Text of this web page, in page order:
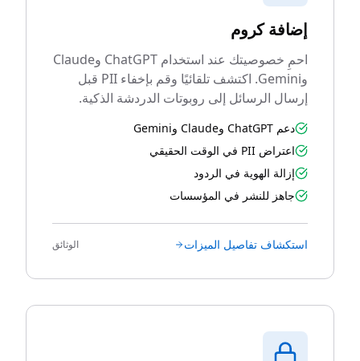
إضافة كروم
احمِ خصوصيتك عند استخدام ChatGPT وClaude
وGemini. اكتشف تلقائيًا وقم بإخفاء PII قبل
إرسال الرسائل إلى روبوتات الدردشة الذكية.
دعم ChatGPT وClaude وGemini
اعتراض PII في الوقت الحقيقي
إزالة الهوية في الردود
جاهز للنشر في المؤسسات
استكشاف تفاصيل الميزات الوثائق